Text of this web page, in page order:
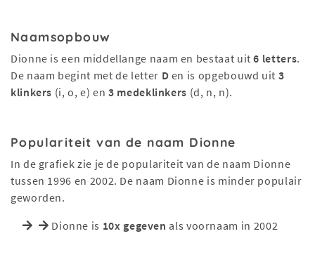
Naamsopbouw
Dionne is een middellange naam en bestaat uit6 letters.
De naam begint met de letter D en is opgebouwd uit 3
klinkers (i, o, e) en3 medeklinkers (d, n, n).
Populariteit van de naam Dionne
In de grafiek zie je de populariteit van de naam Dionne
tussen 1996 en 2002. De naam Dionne is minder populair
geworden.
Dionne is 10x gegeven als voornaam in 2002